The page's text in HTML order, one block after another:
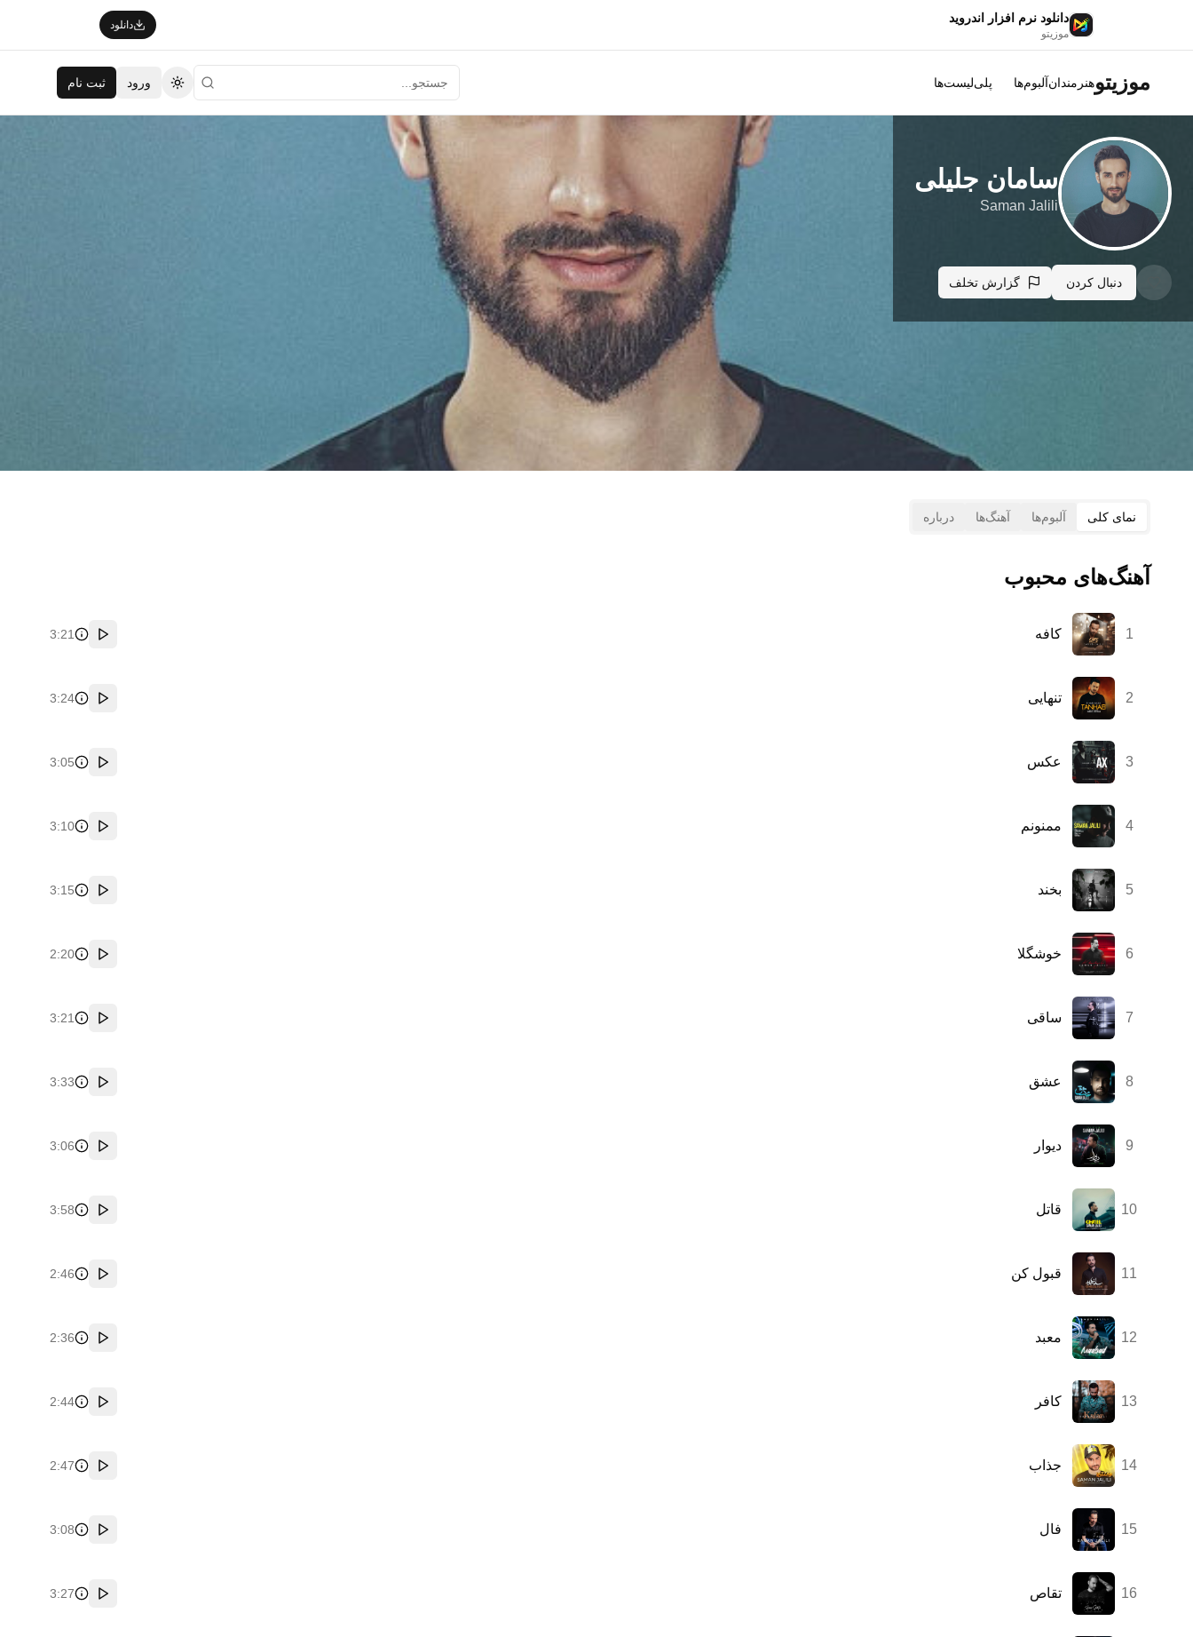
دانلود نرم افزار اندروید
موزیتو
دانلود
موزیتوهنرمندانآلبوم‌ها پلی‌لیست‌ها
تغییر تم
ورود ثبت نام
سامان جلیلی
Saman Jalili
دنبال کردن گزارش تخلف
نمای کلی آلبوم‌ها آهنگ‌ها درباره
آهنگ‌های محبوب
1 کافه
پخش
3:21
2 تنهایی
پخش
3:24
3 عکس
پخش
3:05
4 ممنونم
پخش
3:10
5 بخند
پخش
3:15
6 خوشگلا
پخش
2:20
7 ساقی
پخش
3:21
8 عشق
پخش
3:33
9 دیوار
پخش
3:06
10 قاتل
پخش
3:58
11 قبول کن
پخش
2:46
12 معبد
پخش
2:36
13 کافر
پخش
2:44
14 جذاب
پخش
2:47
15 فال
پخش
3:08
16 تقاص
پخش
3:27